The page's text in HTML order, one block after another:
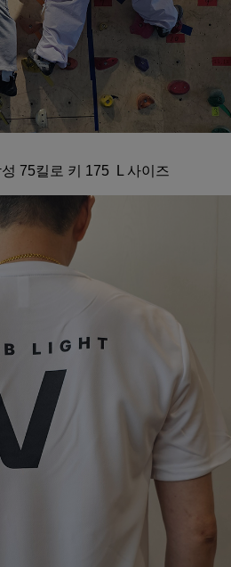
75킬로 키 175 L 사이즈